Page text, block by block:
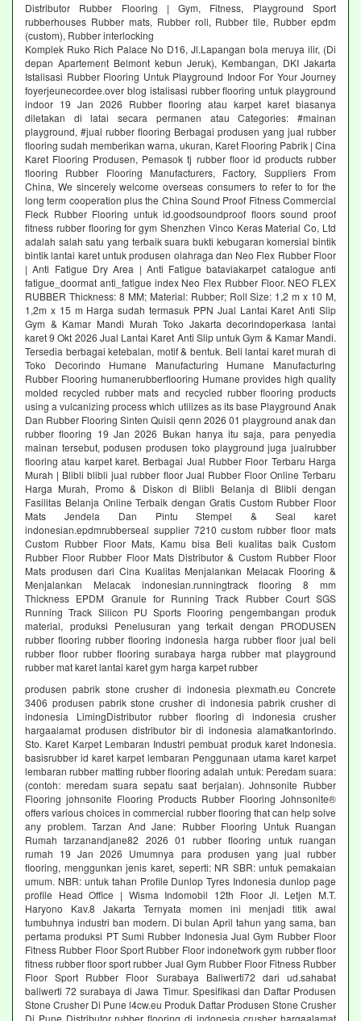
Distributor Rubber Flooring | Gym, Fitness, Playground Sport
rubberhouses Rubber mats, Rubber roll, Rubber tile, Rubber epdm
(custom), Rubber interlocking
Komplek Ruko Rich Palace No D16, Jl.Lapangan bola meruya ilir, (Di
depan Apartement Belmont kebun Jeruk), Kembangan, DKI Jakarta
Istalisasi Rubber Flooring Untuk Playground Indoor For Your Journey
foyerjeunecordee.over blog istalisasi rubber flooring untuk playground
indoor 19 Jan 2026 Rubber flooring atau karpet karet biasanya
diletakan di latai secara permanen atau Categories: #mainan
playground, #jual rubber flooring Berbagai produsen yang jual rubber
flooring sudah memberikan warna, ukuran, Karet Flooring Pabrik | Cina
Karet Flooring Produsen, Pemasok tj rubber floor id products rubber
flooring Rubber Flooring Manufacturers, Factory, Suppliers From
China, We sincerely welcome overseas consumers to refer to for the
long term cooperation plus the China Sound Proof Fitness Commercial
Fleck Rubber Flooring untuk id.goodsoundproof floors sound proof
fitness rubber flooring for gym Shenzhen Vinco Keras Material Co, Ltd
adalah salah satu yang terbaik suara bukti kebugaran komersial bintik
bintik lantai karet untuk produsen olahraga dan Neo Flex Rubber Floor
| Anti Fatigue Dry Area | Anti Fatigue bataviakarpet catalogue anti
fatigue_doormat anti_fatigue index Neo Flex Rubber Floor. NEO FLEX
RUBBER Thickness: 8 MM; Material: Rubber; Roll Size: 1,2 m x 10 M,
1,2m x 15 m Harga sudah termasuk PPN Jual Lantai Karet Anti Slip
Gym & Kamar Mandi Murah Toko Jakarta decorindoperkasa lantai
karet 9 Okt 2026 Jual Lantai Karet Anti Slip untuk Gym & Kamar Mandi.
Tersedia berbagai ketebalan, motif & bentuk. Beli lantai karet murah di
Toko Decorindo Humane Manufacturing Humane Manufacturing
Rubber Flooring humanerubberflooring Humane provides high quality
molded recycled rubber mats and recycled rubber flooring products
using a vulcanizing process which utilizes as its base Playground Anak
Dan Rubber Flooring Sinten Quisii qenn 2026 01 playground anak dan
rubber flooring 19 Jan 2026 Bukan hanya itu saja, para penyedia
mainan tersebut, podusen produsen toko playground juga jualrubber
flooring atau karpet karet. Berbagai Jual Rubber Floor Terbaru Harga
Murah | Blibli blibli jual rubber floor Jual Rubber Floor Online Terbaru
Harga Murah, Promo & Diskon di Blibli Belanja di Blibli dengan
Fasilitas Belanja Online Terbaik dengan Gratis Custom Rubber Floor
Mats Jendela Dan Pintu Stempel & Seal karet
indonesian.epdmrubberseal supplier 7210 custom rubber floor mats
Custom Rubber Floor Mats, Kamu bisa Beli kualitas baik Custom
Rubber Floor Rubber Floor Mats Distributor & Custom Rubber Floor
Mats produsen dari Cina Kualitas Menjalankan Melacak Flooring &
Menjalankan Melacak indonesian.runningtrack flooring 8 mm
Thickness EPDM Granule for Running Track Rubber Court SGS
Running Track Silicon PU Sports Flooring pengembangan produk
material, produksi Penelusuran yang terkait dengan PRODUSEN
rubber flooring rubber flooring indonesia harga rubber floor jual beli
rubber floor rubber flooring surabaya harga rubber mat playground
rubber mat karet lantai karet gym harga karpet rubber
produsen pabrik stone crusher di indonesia plexmath.eu Concrete
3406 produsen pabrik stone crusher di indonesia pabrik crusher di
indonesia LimingDistributor rubber flooring di indonesia crusher
hargaalamat produsen distributor bir di indonesia alamatkantorindo.
Sto. Karet Karpet Lembaran Industri pembuat produk karet Indonesia.
basisrubber id karet karpet lembaran Penggunaan utama karet karpet
lembaran rubber matting rubber flooring adalah untuk: Peredam suara:
(contoh: meredam suara sepatu saat berjalan). Johnsonite Rubber
Flooring johnsonite Flooring Products Rubber Flooring Johnsonite®
offers various choices in commercial rubber flooring that can help solve
any problem. Tarzan And Jane: Rubber Flooring Untuk Ruangan
Rumah tarzanandjane82 2026 01 rubber flooring untuk ruangan
rumah 19 Jan 2026 Umumnya para produsen yang jual rubber
flooring, menggunkan jenis karet, seperti: NR SBR: untuk pemakaian
umum. NBR: untuk tahan Profile Dunlop Tyres Indonesia dunlop page
profile Head Office | Wisma Indomobil 12th Floor Jl. Letjen M.T.
Haryono Kav.8 Jakarta Ternyata momen ini menjadi titik awal
tumbuhnya industri ban modern. Di bulan April tahun yang sama, ban
pertama produksi PT Sumi Rubber Indonesia Jual Gym Rubber Floor
Fitness Rubber Floor Sport Rubber Floor indonetwork gym rubber floor
fitness rubber floor sport rubber Jual Gym Rubber Floor Fitness Rubber
Floor Sport Rubber Floor Surabaya Baliwerti72 dari ud.sahabat
baliwerti 72 surabaya di Jawa Timur. Spesifikasi dan Daftar Produsen
Stone Crusher Di Pune l4cw.eu Produk Daftar Produsen Stone Crusher